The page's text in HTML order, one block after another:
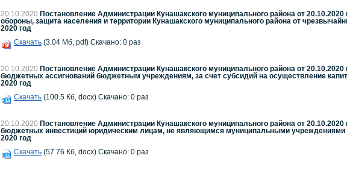
20.10.2020 Постановление Администрации Кунашакского муниципального района от
обороны, защита населения и территории Кунашакского муниципального района от
2020 год
Скачать (3.04 Мб, pdf) Скачано: 0 раз
20.10.2020 Постановление Администрации Кунашакского муниципального района от
бюджетных ассигнований бюджетным учреждениям, за счет субсидий на осуществление
2020 год
Скачать (100.5 Кб, docx) Скачано: 0 раз
20.10.2020 Постановление Администрации Кунашакского муниципального района от
бюджетных инвестиций юридическим лицам, не являющимся муниципальными
2020 год
Скачать (57.76 Кб, docx) Скачано: 0 раз